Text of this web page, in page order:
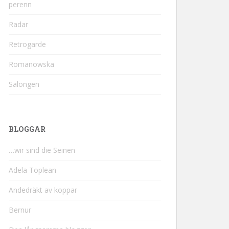
perenn
Radar
Retrogarde
Romanowska
Salongen
BLOGGAR
…wir sind die Seinen
Adela Toplean
Andedräkt av koppar
Bernur